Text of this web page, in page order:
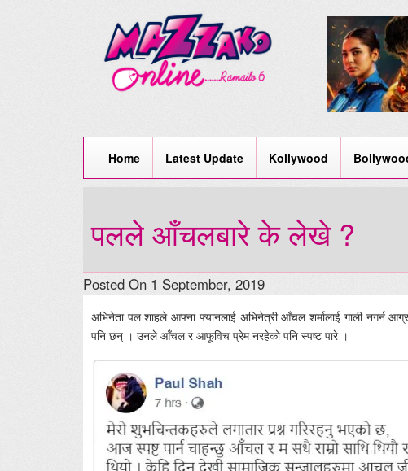
Home Latest Update Kollywood
पलले आँचलबारे के लेखे ?
Posted On 1 September, 2019
अभिनेता पल शाहले आफ्ना फ्यानलाई अभिनेत्री आँचल शर्मालाई गाली
पनि छन् । उनले आँचल र आफूविच प्रेम नरहेको पनि स्पष्ट पारे ।